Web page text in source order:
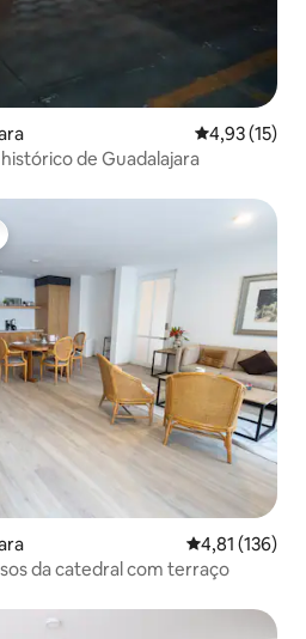
4,93 de uma
4,93 (15)
de Guadalajara
4,81 de uma
4,81 (136)
da catedral com terraço